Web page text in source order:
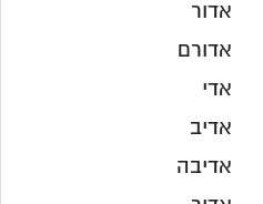
אדור
אדורם
אדי
אדיב
אדיבה